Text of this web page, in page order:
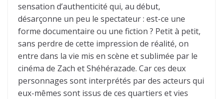
sensation d’authenticité qui, au début,
désarçonne un peu le spectateur : est-ce une
forme documentaire ou une fiction ? Petit à petit,
sans perdre de cette impression de réalité, on
entre dans la vie mis en scène et sublimée par le
cinéma de Zach et Shéhérazade. Car ces deux
personnages sont interprétés par des acteurs qui
eux-mêmes sont issus de ces quartiers et vies